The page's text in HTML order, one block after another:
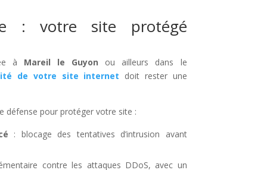
: votre site protégé
à Mareil le Guyon ou ailleurs dans le
de votre site internet doit rester une
défense pour protéger votre site :
: blocage des tentatives d’intrusion avant
contre les attaques DDoS, avec un